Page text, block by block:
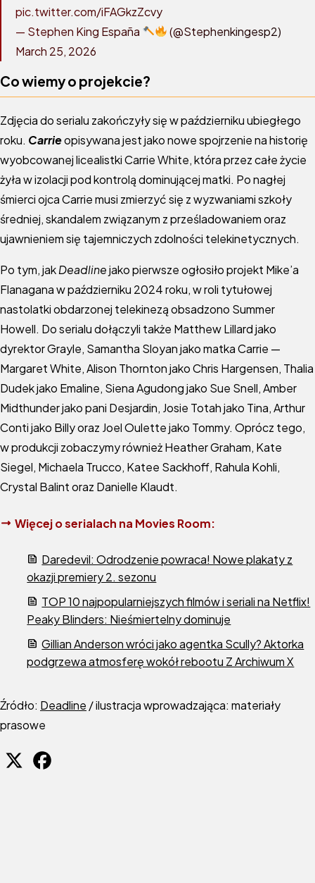
pic.twitter.com/iFAGkzZcvy
— Stephen King España
(@Stephenkingesp2)
March 25, 2026
Co wiemy o projekcie?
Zdjęcia do serialu zakończyły się w październiku ubiegłego
roku. Carrieopisywana jest jako nowe spojrzenie na historię
wyobcowanej licealistki Carrie White, która przez całe życie
żyła w izolacji pod kontrolą dominującej matki. Po nagłej
śmierci ojca Carrie musi zmierzyć się z wyzwaniami szkoły
średniej, skandalem związanym z prześladowaniem oraz
ujawnieniem się tajemniczych zdolności telekinetycznych.
Po tym, jakDeadlinejako pierwsze ogłosiło projekt Mike’a
Flanagana w październiku 2024 roku, w roli tytułowej
nastolatki obdarzonej telekinezą obsadzono Summer
Howell. Do serialu dołączyli także Matthew Lillard jako
dyrektor Grayle, Samantha Sloyan jako matka Carrie —
Margaret White, Alison Thornton jako Chris Hargensen, Thalia
Dudek jako Emaline, Siena Agudong jako Sue Snell, Amber
Midthunder jako pani Desjardin, Josie Totah jako Tina, Arthur
Conti jako Billy oraz Joel Oulette jako Tommy. Oprócz tego,
w produkcji zobaczymy również Heather Graham, Kate
Siegel, Michaela Trucco, Katee Sackhoff, Rahula Kohli,
Crystal Balint oraz Danielle Klaudt.
Więcej o serialach na Movies Room:
Daredevil: Odrodzenie powraca! Nowe plakaty z
okazji premiery 2. sezonu
TOP 10 najpopularniejszych filmów i seriali na Netflix!
Peaky Blinders: Nieśmiertelny dominuje
Gillian Anderson wróci jako agentka Scully? Aktorka
podgrzewa atmosferę wokół rebootu Z Archiwum X
Źródło: Deadline / ilustracja wprowadzająca: materiały
prasowe